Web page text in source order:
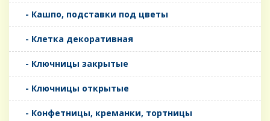
- Кашпо, подставки под цветы
- Клетка декоративная
- Ключницы закрытые
- Ключницы открытые
- Конфетницы, креманки, тортницы